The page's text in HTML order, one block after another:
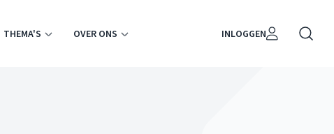
THEMA'S OVER ONS INLOGGEN